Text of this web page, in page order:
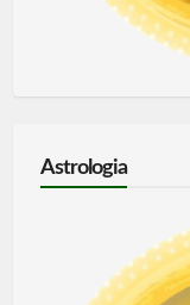
Astrologia